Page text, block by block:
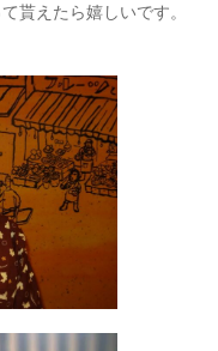
貰えたら嬉しいです。